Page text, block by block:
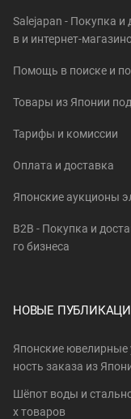
Salejapan - Покупка и
в и интернет-
Помощь в поиске и
Товары из Японии
Тарифы и комиссии
Оплата и доставка
Японские аукционы
B2B - Покупка и
го бизнеса
НОВЫЕ
Японские ювелирные
ность заказа из
Шёпот воды и
х товаров